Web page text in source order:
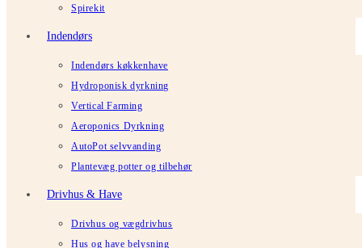
Spirekit
Indendørs
Indendørs køkkenhave
Hydroponisk dyrkning
Vertical Farming
Aeroponics Dyrkning
AutoPot selvvanding
Plantevæg potter og tilbehør
Drivhus & Have
Drivhus og vægdrivhus
Hus og have belysning